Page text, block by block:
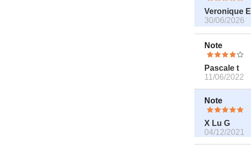
Veronique E
30/06/2026
Note
Pascale t
11/06/2022
Note
X Lu G
04/12/2021